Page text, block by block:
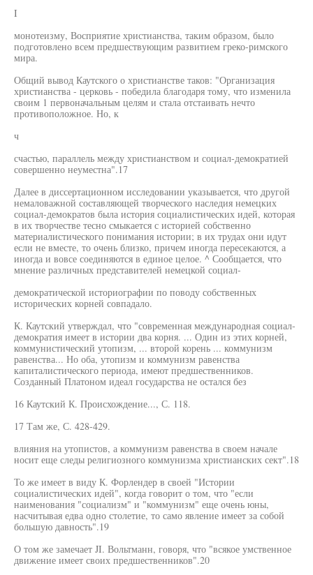
I
монотеизму, Восприятие христианства, таким образом, было
подготовлено всем предшествующим развитием греко-римского
мира.
Общий вывод Каутского о христианстве таков: "Организация
христианства - церковь - победила благодаря тому, что изменила
своим 1 первоначальным целям и стала отстаивать нечто
противоположное. Но, к
ч
счастью, параллель между христианством и социал-демократией
совершенно неуместна".17
Далее в диссертационном исследовании указывается, что другой
немаловажной составляющей творческого наследия немецких
социал-демократов была история социалистических идей, которая
в их творчестве тесно смыкается с историей собственно
материалистического понимания истории; в их трудах они идут
если не вместе, то очень близко, причем иногда пересекаются, а
иногда и вовсе соединяются в единое целое. ^ Сообщается, что
мнение различных представителей немецкой социал-
демократической историографии по поводу собственных
исторических корней совпадало.
К. Каутский утверждал, что "современная международная социал-
демократия имеет в истории два корня. ... Один из этих корней,
коммунистический утопизм, ... второй корень ... коммунизм
равенства... Но оба, утопизм и коммунизм равенства
капиталистического периода, имеют предшественников.
Созданный Платоном идеал государства не остался без
16 Каутский К. Происхождение..., С. 118.
17 Там же, С. 428-429.
влияния на утопистов, а коммунизм равенства в своем начале
носит еще следы религиозного коммунизма христианских сект".18
То же имеет в виду К. Форлендер в своей "Истории
социалистических идей", когда говорит о том, что "если
наименования "социализм" и "коммунизм" еще очень юны,
насчитывая едва одно столетие, то само явление имеет за собой
большую давность".19
О том же замечает JI. Вольтманн, говоря, что "всякое умственное
движение имеет своих предшественников".20